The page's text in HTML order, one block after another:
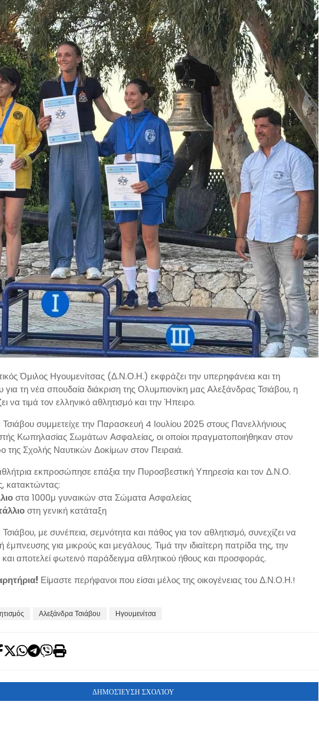
Όμιλος Ηγουμενίτσας (Δ.Ν.Ο.Η.) εκφράζει την υπερηφάνεια και τη
για τη νέα σπουδαία διάκριση της Ολυμπιονίκη μας Αλεξάνδρας Τσιάβου, η
να τιμά τον ελληνικό αθλητισμό και την Ήπειρο.
συμμετείχε την Παρασκευή 4 Ιουλίου 2025 στους Πανελλήνιους
Κωπηλασίας Σωμάτων Ασφαλείας, οι οποίοι πραγματοποιήθηκαν στον
της Σχολής Ναυτικών Δοκίμων στον Πειραιά.
εκπροσώπησε επάξια την Πυροσβεστική Υπηρεσία και τον Δ.Ν.Ο.
κατακτώντας:
στα 1000μ γυναικών στα Σώματα Ασφαλείας
στη γενική κατάταξη
με συνέπεια, σεμνότητα και πάθος για τον αθλητισμό, συνεχίζει να
έμπνευσης για μικρούς και μεγάλους. Τιμά την ιδιαίτερη πατρίδα της, την
αποτελεί φωτεινό παράδειγμα αθλητικού ήθους και προσφοράς.
Είμαστε περήφανοι που είσαι μέλος της οικογένειας του Δ.Ν.Ο.Η.!
Αλεξάνδρα Τσιάβου Ηγουμενίτσα
ΔΗΜΟΣΊΕΥΣΗ ΣΧΟΛΊΟΥ